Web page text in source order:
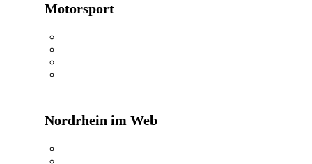
Motorsport
Nordrhein im Web